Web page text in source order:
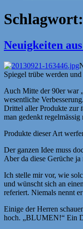
Schlagwort:
Neuigkeiten
Spiegel trübe werden
Auch Mitte der 90er war
wesentliche
Drittel aller Produkte zur
man gedenkt
Produkte dieser Art
Der ganzen Idee muss
Aber da diese Gerüche
Ich stelle mir vor, wie
und wünscht sich an
referiert. Niemals nennt
Einige der Herren
hoch. „BLUMEN!“ Ein